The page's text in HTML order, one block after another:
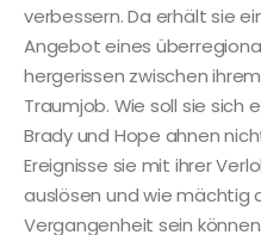
verbessern. Da erhält sie
Angebot eines
hergerissen zwischen
Traumjob. Wie soll sie sich
Brady und Hope ahnen
Ereignisse sie mit ihrer
auslösen und wie mächtig
Vergangenheit sein können.